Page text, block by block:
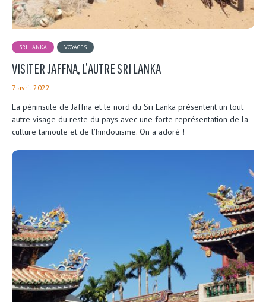
SRI LANKA VOYAGES
VISITER JAFFNA, L’AUTRE SRI LANKA
7 avril 2022
La péninsule de Jaffna et le nord du Sri Lanka présentent un tout
autre visage du reste du pays avec une forte représentation de la
culture tamoule et de l’hindouisme. On a adoré !